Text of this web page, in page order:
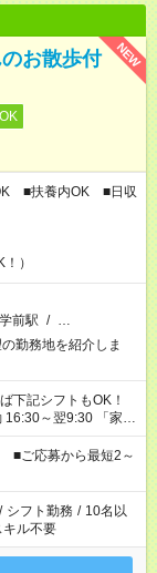
NEW
お散歩付
■扶養内OK ■日収
）
前駅 / …
勤務地を紹介しま
～翌9:30 「家族
の準備がしたい」
望を教えてください
40時間を超える場
■ご応募から最短2～
/ シフト勤務 / 10名以
キル不要